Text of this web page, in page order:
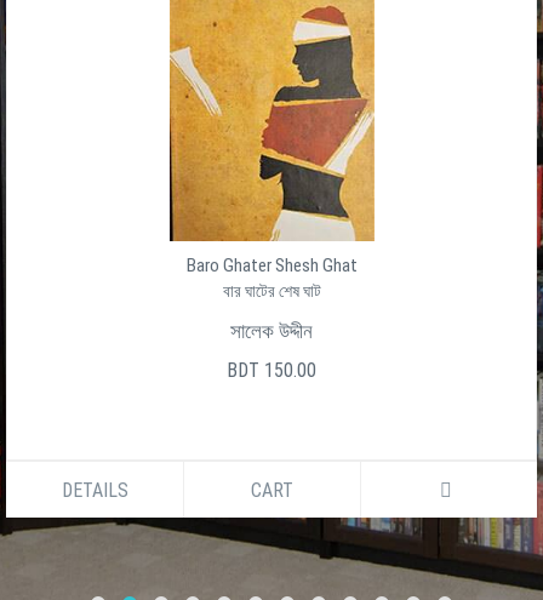
Baro Ghater Shesh Ghat
বার ঘাটের শেষ ঘাট
সালেক উদ্দীন
BDT 150.00
DETAILS CART